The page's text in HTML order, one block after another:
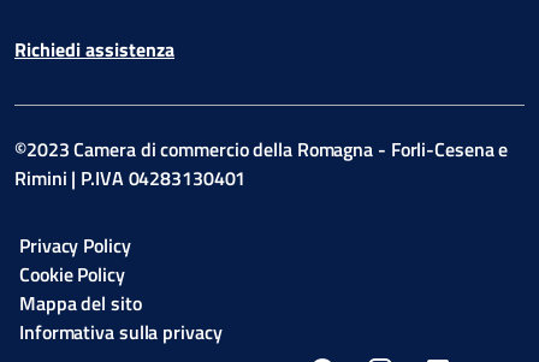
Richiedi assistenza
©2023 Camera di commercio della Romagna - Forli-Cesena e
Rimini | P.IVA 04283130401
Privacy Policy
Cookie Policy
Mappa del sito
Informativa sulla privacy